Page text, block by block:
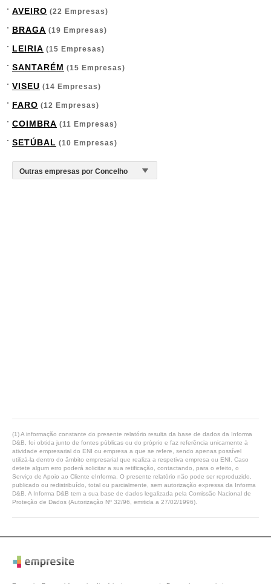
AVEIRO (22 Empresas)
BRAGA (19 Empresas)
LEIRIA (15 Empresas)
SANTARÉM (15 Empresas)
VISEU (14 Empresas)
FARO (12 Empresas)
COIMBRA (11 Empresas)
SETÚBAL (10 Empresas)
(1) A informação constante do presente relatório resulta da base de dados da Informa
D&B, foi obtida junto de fontes públicas ou do próprio e faz referência unicamente à
atividade empresarial do ENI ou empresa a que se refere, sendo apenas possível
utilizá-la dentro do âmbito empresarial que realiza a respetiva empresa ou ENI. Caso
detete algum erro poderá solicitar a sua retificação, contactando, para o efeito, o
Serviço de Apoio ao Cliente eInforma. O presente relatório não pode ser reproduzido,
publicado ou redistribuído, total ou parcialmente, sem autorização expressa da Informa
D&B. A Informa D&B tem a sua base de dados legalizada pela Comissão Nacional de
Proteção de Dados (Autorização Nº 32/96, emitida a 27/02/1996).